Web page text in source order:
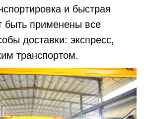
и быстрая
быть применены все
доставки: экспресс,
транспортом.